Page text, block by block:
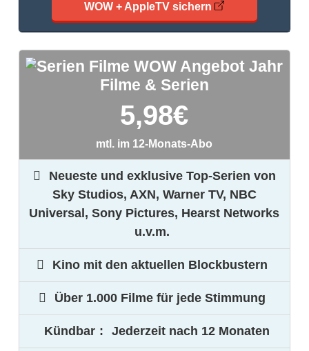
WOW + AppleTV sichern
Filme & Serien
5,98€
mtl. im 12-Monats-Abo
Neueste und exklusive Top-Serien von
Sky Studios, AXN, Warner TV, NBC
Universal, Sony Pictures, Hearst Networks
u.v.m.
Kino mit den aktuellen Blockbustern
Über 1.000 Filme für jede Stimmung
Kündbar : Jederzeit nach 12 Monaten